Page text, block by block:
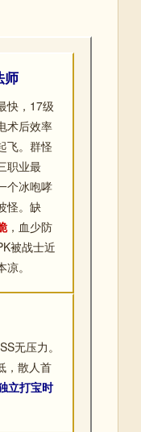
师
快，17级
术后效率
飞。群怪
职业最
个冰咆哮
怪。缺
，血少防
被战士近
。
无压力。
，散人首
立打宝时